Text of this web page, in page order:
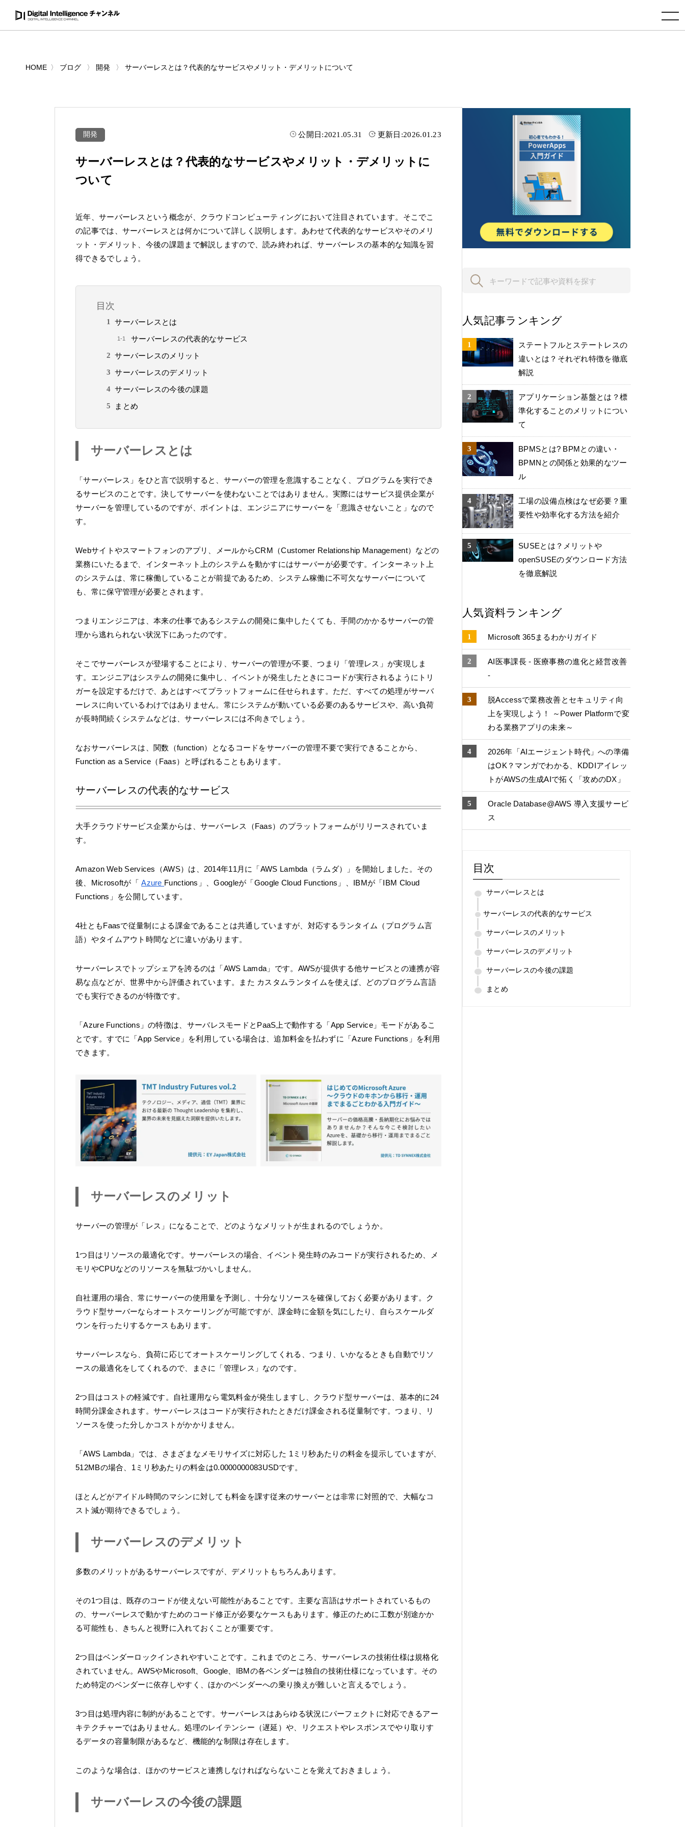
toggle navigation
HOME ブログ 開発 サーバーレスとは？代表的なサービスやメリット・デメリットについて
開発 公開日:2021.05.31 更新日:2026.01.23
サーバーレスとは？代表的なサービスやメリット・デメリットに
ついて
近年、サーバーレスという概念が、クラウドコンピューティングにおいて注目されています。そこでこ
の記事では、サーバーレスとは何かについて詳しく説明します。あわせて代表的なサービスやそのメリ
ット・デメリット、今後の課題まで解説しますので、読み終われば、サーバーレスの基本的な知識を習
得できるでしょう。
目次
サーバーレスとは
サーバーレスの代表的なサービス
サーバーレスのメリット
サーバーレスのデメリット
サーバーレスの今後の課題
まとめ
サーバーレスとは
「サーバーレス」をひと言で説明すると、サーバーの管理を意識することなく、プログラムを実行でき
るサービスのことです。決してサーバーを使わないことではありません。実際にはサービス提供企業が
サーバーを管理しているのですが、ポイントは、エンジニアにサーバーを「意識させないこと」なので
す。
Webサイトやスマートフォンのアプリ、メールからCRM（Customer Relationship Management）などの
業務にいたるまで、インターネット上のシステムを動かすにはサーバーが必要です。インターネット上
のシステムは、常に稼働していることが前提であるため、システム稼働に不可欠なサーバーについて
も、常に保守管理が必要とされます。
つまりエンジニアは、本来の仕事であるシステムの開発に集中したくても、手間のかかるサーバーの管
理から逃れられない状況下にあったのです。
そこでサーバーレスが登場することにより、サーバーの管理が不要、つまり「管理レス」が実現しま
す。エンジニアはシステムの開発に集中し、イベントが発生したときにコードが実行されるようにトリ
ガーを設定するだけで、あとはすべてプラットフォームに任せられます。ただ、すべての処理がサーバ
ーレスに向いているわけではありません。常にシステムが動いている必要のあるサービスや、高い負荷
が長時間続くシステムなどは、サーバーレスには不向きでしょう。
なおサーバーレスは、関数（function）となるコードをサーバーの管理不要で実行できることから、
Function as a Service（Faas）と呼ばれることもあります。
サーバーレスの代表的なサービス
大手クラウドサービス企業からは、サーバーレス（Faas）のプラットフォームがリリースされていま
す。
Amazon Web Services（AWS）は、2014年11月に「AWS Lambda（ラムダ）」を開始しました。その
後、Microsoftが「Azure Functions」、Googleが「Google Cloud Functions」、IBMが「IBM Cloud
Functions」を公開しています。
4社ともFaasで従量制による課金であることは共通していますが、対応するランタイム（プログラム言
語）やタイムアウト時間などに違いがあります。
サーバーレスでトップシェアを誇るのは「AWS Lamda」です。AWSが提供する他サービスとの連携が容
易な点などが、世界中から評価されています。また カスタムランタイムを使えば、どのプログラム言語
でも実行できるのが特徴です。
「Azure Functions」の特徴は、サーバレスモードとPaaS上で動作する「App Service」モードがあるこ
とです。すでに「App Service」を利用している場合は、追加料金を払わずに「Azure Functions」を利用
できます。
サーバーレスのメリット
サーバーの管理が「レス」になることで、どのようなメリットが生まれるのでしょうか。
1つ目はリソースの最適化です。サーバーレスの場合、イベント発生時のみコードが実行されるため、メ
モリやCPUなどのリソースを無駄づかいしません。
自社運用の場合、常にサーバーの使用量を予測し、十分なリソースを確保しておく必要があります。ク
ラウド型サーバーならオートスケーリングが可能ですが、課金時に金額を気にしたり、自らスケールダ
ウンを行ったりするケースもあります。
サーバーレスなら、負荷に応じてオートスケーリングしてくれる、つまり、いかなるときも自動でリソ
ースの最適化をしてくれるので、まさに「管理レス」なのです。
2つ目はコストの軽減です。自社運用なら電気料金が発生しますし、クラウド型サーバーは、基本的に24
時間分課金されます。サーバーレスはコードが実行されたときだけ課金される従量制です。つまり、リ
ソースを使った分しかコストがかかりません。
「AWS Lambda」では、さまざまなメモリサイズに対応した 1ミリ秒あたりの料金を提示していますが、
512MBの場合、1ミリ秒あたりの料金は0.0000000083USDです。
ほとんどがアイドル時間のマシンに対しても料金を課す従来のサーバーとは非常に対照的で、大幅なコ
スト減が期待できるでしょう。
サーバーレスのデメリット
多数のメリットがあるサーバーレスですが、デメリットもちろんあります。
その1つ目は、既存のコードが使えない可能性があることです。主要な言語はサポートされているもの
の、サーバーレスで動かすためのコード修正が必要なケースもあります。修正のために工数が別途かか
る可能性も、きちんと視野に入れておくことが重要です。
2つ目はベンダーロックインされやすいことです。これまでのところ、サーバーレスの技術仕様は規格化
されていません。AWSやMicrosoft、Google、IBMの各ベンダーは独自の技術仕様になっています。その
ため特定のベンダーに依存しやすく、ほかのベンダーへの乗り換えが難しいと言えるでしょう。
3つ目は処理内容に制約があることです。サーバーレスはあらゆる状況にパーフェクトに対応できるアー
キテクチャーではありません。処理のレイテンシー（遅延）や、リクエストやレスポンスでやり取りす
るデータの容量制限があるなど、機能的な制限は存在します。
このような場合は、ほかのサービスと連携しなければならないことを覚えておきましょう。
サーバーレスの今後の課題
人気記事ランキング
ステートフルとステートレスの
違いとは？それぞれ特徴を徹底
解説
アプリケーション基盤とは？標
準化することのメリットについ
て
BPMSとは? BPMとの違い・
BPMNとの関係と効果的なツー
ル
工場の設備点検はなぜ必要？重
要性や効率化する方法を紹介
SUSEとは？メリットや
openSUSEのダウンロード方法
を徹底解説
人気資料ランキング
Microsoft 365まるわかりガイド
AI医事課長 - 医療事務の進化と経営改善
-
脱Accessで業務改善とセキュリティ向
上を実現しよう！ ～Power Platformで変
わる業務アプリの未来～
2026年「AIエージェント時代」への準備
はOK？マンガでわかる、KDDIアイレッ
トがAWSの生成AIで拓く「攻めのDX」
Oracle Database@AWS 導入支援サービ
ス
目次
サーバーレスとは
サーバーレスの代表的なサービス
サーバーレスのメリット
サーバーレスのデメリット
サーバーレスの今後の課題
まとめ